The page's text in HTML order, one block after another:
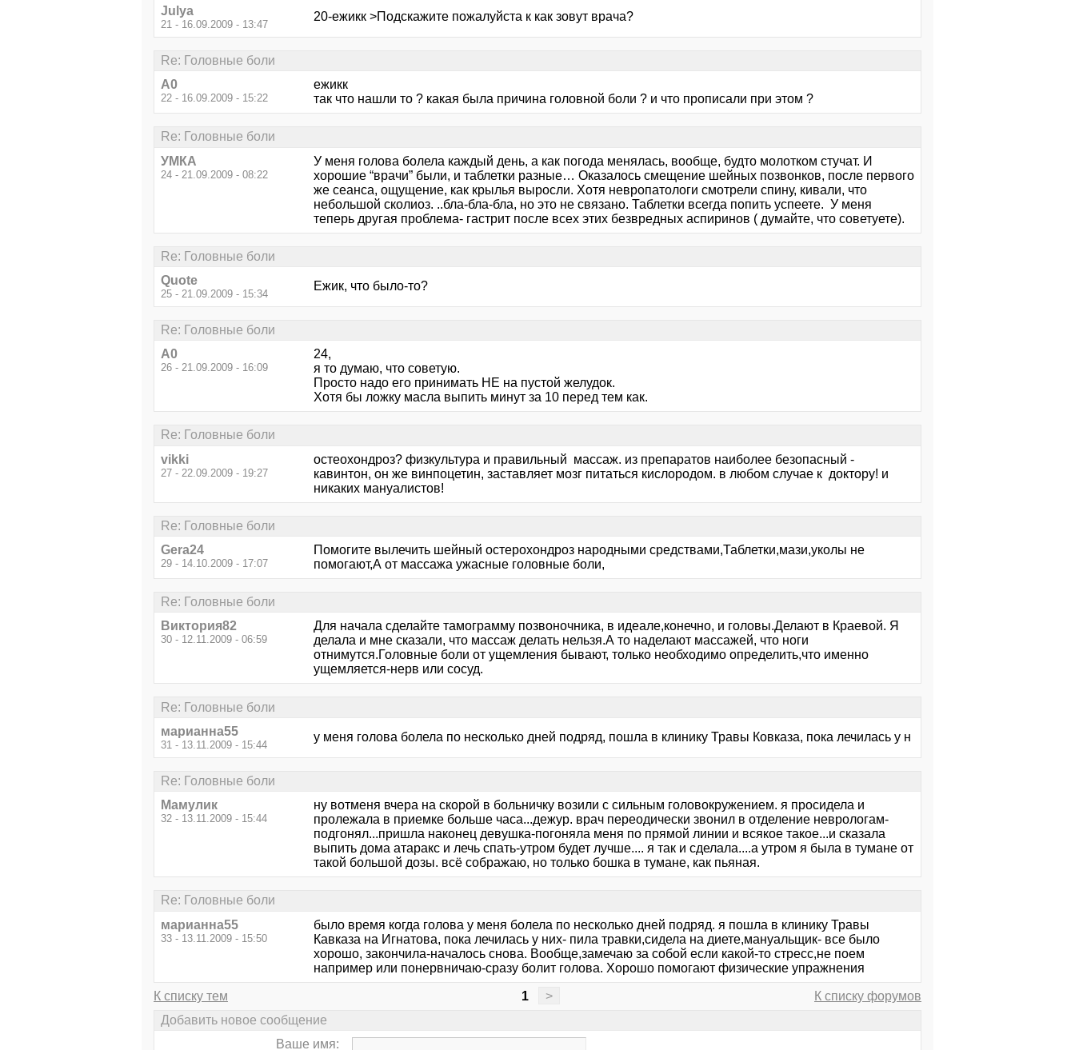
Julya
21 - 16.09.2009 - 13:47
20-ежикк >Подскажите пожалуйста к как зовут врача?
Re: Головные боли
А0
22 - 16.09.2009 - 15:22
ежикк
так что нашли то ? какая была причина головной боли ? и что прописали при этом ?
Re: Головные боли
УМКА
24 - 21.09.2009 - 08:22
У меня голова болела каждый день, а как погода менялась, вообще, будто молотком стучат. И
хорошие “врачи” были, и таблетки разные… Оказалось смещение шейных позвонков, после первого
же сеанса, ощущение, как крылья выросли. Хотя невропатологи смотрели спину, кивали, что
небольшой сколиоз. ..бла-бла-бла, но это не связано. Таблетки всегда попить успеете. У меня
теперь другая проблема- гастрит после всех этих безвредных аспиринов ( думайте, что советуете).
Re: Головные боли
Quote
25 - 21.09.2009 - 15:34
Ежик, что было-то?
Re: Головные боли
А0
26 - 21.09.2009 - 16:09
24,
я то думаю, что советую.
Просто надо его принимать НЕ на пустой желудок.
Хотя бы ложку масла выпить минут за 10 перед тем как.
Re: Головные боли
vikki
27 - 22.09.2009 - 19:27
остеохондроз? физкультура и правильный массаж. из препаратов наиболее безопасный -
кавинтон, он же винпоцетин, заставляет мозг питаться кислородом. в любом случае к доктору! и
никаких мануалистов!
Re: Головные боли
Gera24
29 - 14.10.2009 - 17:07
Помогите вылечить шейный остерохондроз народными средствами,Таблетки,мази,уколы не
помогают,А от массажа ужасные головные боли,
Re: Головные боли
Виктория82
30 - 12.11.2009 - 06:59
Для начала сделайте тамограмму позвоночника, в идеале,конечно, и головы.Делают в Краевой. Я
делала и мне сказали, что массаж делать нельзя.А то наделают массажей, что ноги
отнимутся.Головные боли от ущемления бывают, только необходимо определить,что именно
ущемляется-нерв или сосуд.
Re: Головные боли
марианна55
31 - 13.11.2009 - 15:44
у меня голова болела по несколько дней подряд, пошла в клинику Травы Ковказа, пока лечилась у н
Re: Головные боли
Мамулик
32 - 13.11.2009 - 15:44
ну вотменя вчера на скорой в больничку возили с сильным головокружением. я просидела и
пролежала в приемке больше часа...дежур. врач переодически звонил в отделение неврологам-
подгонял...пришла наконец девушка-погоняла меня по прямой линии и всякое такое...и сказала
выпить дома атаракс и лечь спать-утром будет лучше.... я так и сделала....а утром я была в тумане от
такой большой дозы. всё сображаю, но только бошка в тумане, как пьяная.
Re: Головные боли
марианна55
33 - 13.11.2009 - 15:50
было время когда голова у меня болела по несколько дней подряд. я пошла в клинику Травы
Кавказа на Игнатова, пока лечилась у них- пила травки,сидела на диете,мануальщик- все было
хорошо, закончила-началось снова. Вообще,замечаю за собой если какой-то стресс,не поем
например или понервничаю-сразу болит голова. Хорошо помогают физические упражнения
К списку тем 1 >
К списку форумов
Добавить новое сообщение
Ваше имя: